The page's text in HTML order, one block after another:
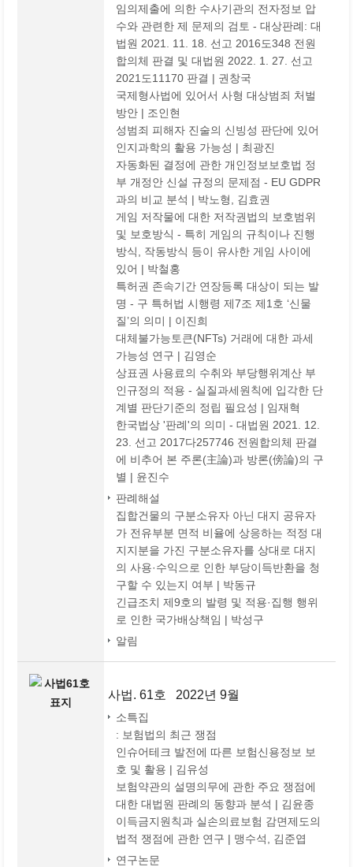
임의제출에 의한 수사기관의 전자정보 압
수와 관련한 제 문제의 검토 - 대상판례: 대
법원 2021. 11. 18. 선고 2016도348 전원
합의체 판결 및 대법원 2022. 1. 27. 선고
2021도11170 판결 | 권창국
국제형사법에 있어서 사형 대상범죄 처벌
방안 | 조인현
성범죄 피해자 진술의 신빙성 판단에 있어
인지과학의 활용 가능성 | 최광진
자동화된 결정에 관한 개인정보보호법 정
부 개정안 신설 규정의 문제점 - EU GDPR
과의 비교 분석 | 박노형, 김효권
게임 저작물에 대한 저작권법의 보호범위
및 보호방식 - 특히 게임의 규칙이나 진행
방식, 작동방식 등이 유사한 게임 사이에
있어 | 박철홍
특허권 존속기간 연장등록 대상이 되는 발
명 - 구 특허법 시행령 제7조 제1호 ‘신물
질’의 의미 | 이진희
대체불가능토큰(NFTs) 거래에 대한 과세
가능성 연구 | 김영순
상표권 사용료의 수취와 부당행위계산 부
인규정의 적용 - 실질과세원칙에 입각한 단
계별 판단기준의 정립 필요성 | 임재혁
한국법상 '판례'의 의미 - 대법원 2021. 12.
23. 선고 2017다257746 전원합의체 판결
에 비추어 본 주론(主論)과 방론(傍論)의 구
별 | 윤진수
판례해설
집합건물의 구분소유자 아닌 대지 공유자
가 전유부분 면적 비율에 상응하는 적정 대
지지분을 가진 구분소유자를 상대로 대지
의 사용·수익으로 인한 부당이득반환을 청
구할 수 있는지 여부 | 박동규
긴급조치 제9호의 발령 및 적용·집행 행위
로 인한 국가배상책임 | 박성구
알림
사법. 61호 2022년 9월
소특집
: 보험법의 최근 쟁점
인슈어테크 발전에 따른 보험신용정보 보
호 및 활용 | 김유성
보험약관의 설명의무에 관한 주요 쟁점에
대한 대법원 판례의 동향과 분석 | 김윤종
이득금지원칙과 실손의료보험 감면제도의
법적 쟁점에 관한 연구 | 맹수석, 김준엽
연구논문